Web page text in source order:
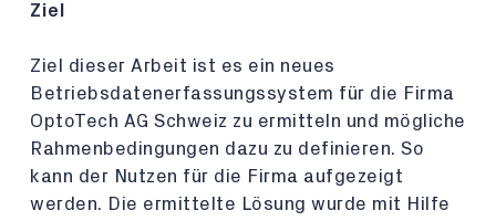
Ziel
Ziel dieser Arbeit ist es ein neues
Betriebsdatenerfassungssystem für die Firma
OptoTech AG Schweiz zu ermitteln und mögliche
Rahmenbedingungen dazu zu definieren. So
kann der Nutzen für die Firma aufgezeigt
werden. Die ermittelte Lösung wurde mit Hilfe